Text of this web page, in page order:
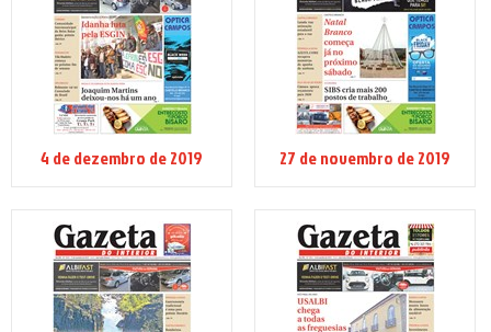
4 de dezembro de 2019 27 de novembro de 2019